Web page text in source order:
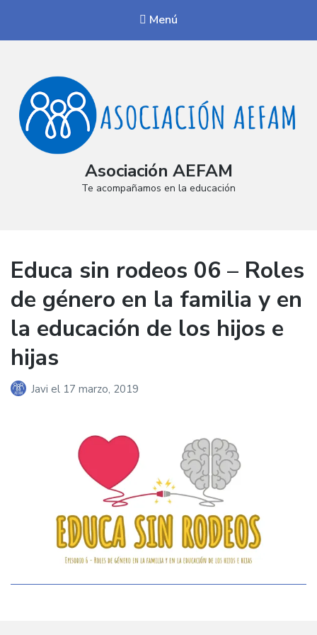
Menú
Asociación AEFAM
Te acompañamos en la educación
Educa sin rodeos 06 – Roles
de género en la familia y en
la educación de los hijos e
hijas
Javi el 17 marzo, 2019